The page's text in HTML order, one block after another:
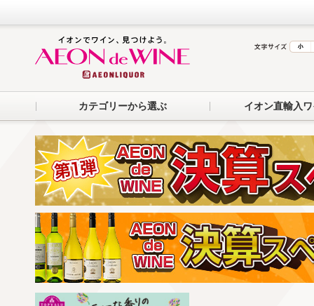
カテゴリーから選ぶ イオン直輸入